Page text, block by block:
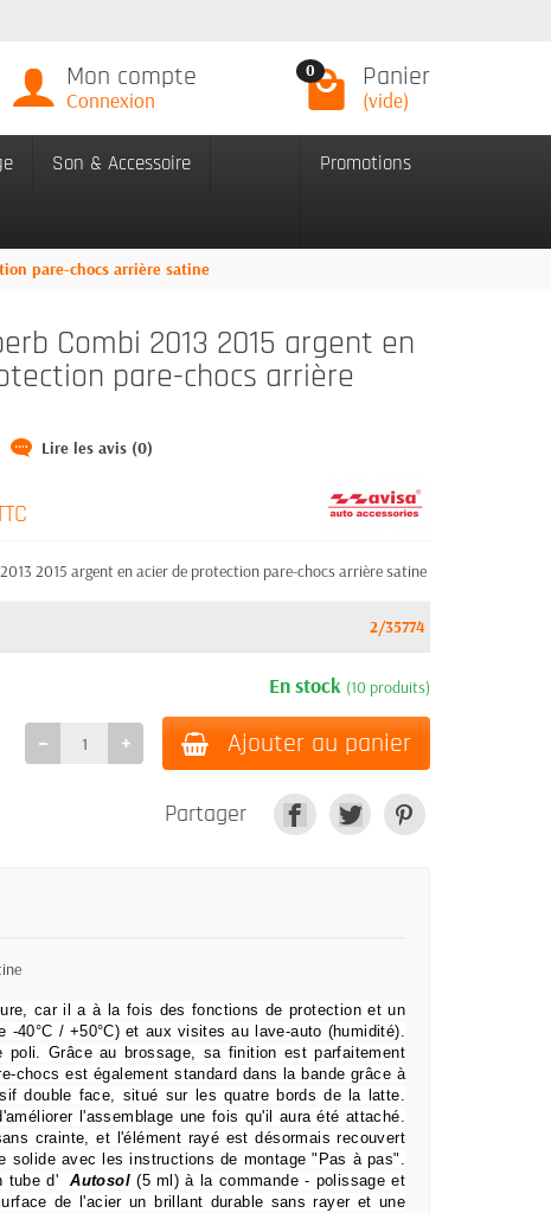
Mon compte
Connexion
0 Panier
(vide)
Son & Accessoire Promotions
pare-chocs arrière satine
Combi 2013 2015 argent en
pare-chocs arrière
Lire les avis (0)
2015 argent en acier de protection pare-chocs arrière satine
2/35774
En stock (10 produits)
Ajouter au panier
Partager
car il a à la fois des fonctions de protection et un
-40°C / +50°C) et aux visites au lave-auto (humidité).
poli. Grâce au brossage, sa finition est parfaitement
chocs est également standard dans la bande grâce à
double face, situé sur les quatre bords de la latte.
l'assemblage une fois qu'il aura été attaché.
crainte,et l'élément rayé est désormais recouvert
solide avec les instructions de montage "Pas à pas".
tube d' Autosol (5 ml) à la commande - polissage et
de l'acier un brillant durable sans rayer et une